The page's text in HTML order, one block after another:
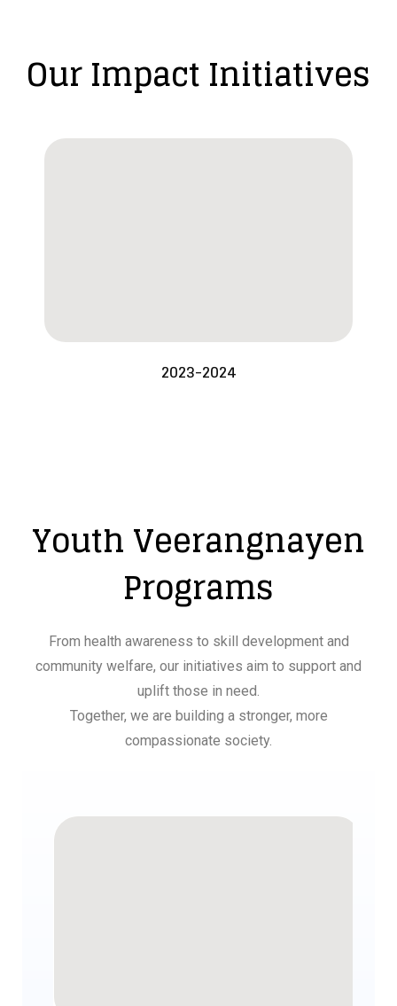
Our Impact Initiatives
2023-2024
Youth Veerangnayen
Programs
From health awareness to skill development and
community welfare, our initiatives aim to support and
uplift those in need.
Together, we are building a stronger, more
compassionate society.